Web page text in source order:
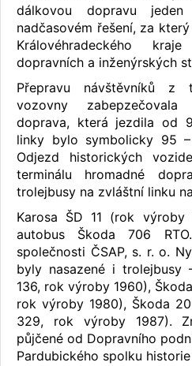
dálkovou dopravu
nadčasovém řešení, za
Královéhradeckého
dopravních a inženýrských
Přepravu návštěvníků z
vozovny
doprava, která jezdila od
linky bylo symbolicky 95
Odjezd historických
terminálu hromadné
trolejbusy na zvláštní linku
Karosa ŠD 11 (rok
autobus Škoda 706
společnosti ČSAP, s. r. o.
byly nasazené i trolejbusy
136, rok výroby 1960),
rok výroby 1980), Škoda
329, rok výroby 1987).
půjčené od Dopravního
Pardubického spolku